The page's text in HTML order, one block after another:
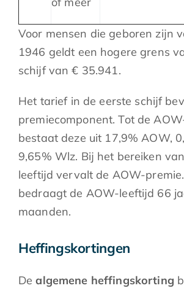
Voor mensen die geboren zijn
1946 geldt een hogere grens
schijf van € 35.941.
Het tarief in de eerste schijf
premiecomponent. Tot de
bestaat deze uit 17,9% AOW,
9,65% Wlz. Bij het bereiken
leeftijd vervalt de AOW-
bedraagt de AOW-leeftijd 66
maanden.
Heffingskortingen
Dealgemene heffingskorting